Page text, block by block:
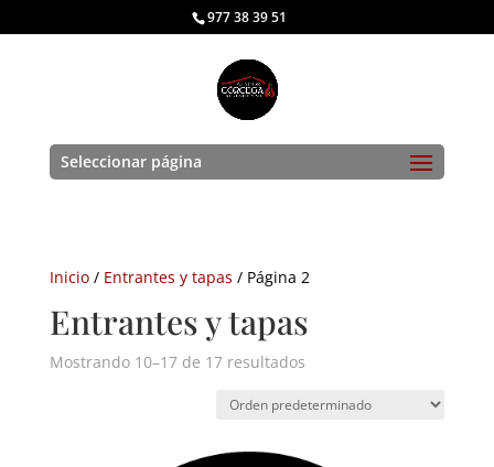
977 38 39 51
Seleccionar página
Inicio/ Entrantes y tapas / Página 2
Entrantes y tapas
Mostrando 10–17 de 17 resultados